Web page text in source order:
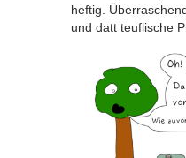
heftig.
und datt teuflische